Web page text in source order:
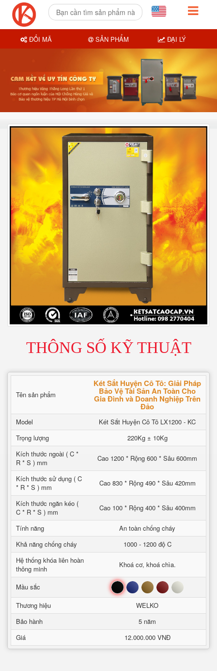
THÔNG SỐ KỸ THUẬT
Tên sản phẩm
Két Sắt Huyện Cô Tô: Giải Pháp
Bảo Vệ Tài Sản An Toàn Cho
Gia Đình và Doanh Nghiệp Trên
Đảo
Model
Két Sắt Huyện Cô Tô LX1200 - KC
Trọng lượng
220Kg ± 10Kg
Kích thước ngoài ( C *
R * S ) mm
Cao 1200 * Rộng 600 * Sâu 600mm
Kích thước sử dụng ( C
* R * S ) mm
Cao 830 * Rộng 490 * Sâu 420mm
Kích thước ngăn kéo (
C * R * S ) mm
Cao 100 * Rộng 400 * Sâu 400mm
Tính năng
An toàn chống cháy
Khả năng chống cháy
1000 - 1200 độ C
Hệ thống khóa liên hoàn
thông minh
Khoá cơ, khoá chìa.
Mầu sắc Đen Xanh Nâu Đỏ Trắng
Thương hiệu
WELKO
Bảo hành
5 năm
Giá
12.000.000 VNĐ
ĐỔI MÃ SẢN PHẨM ĐẠI LÝ